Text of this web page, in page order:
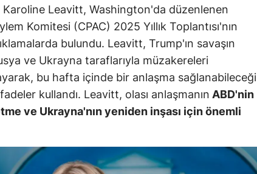
İzmir
Kars
Kastamonu
Kayseri
Kırklareli
Kocaeli
Karoline Leavitt, Washington'da düzenlenen
Komitesi (CPAC) 2025 Yıllık Toplantısı'nın
bulundu. Leavitt, Trump'ın savaşın
ve Ukrayna taraflarıyla müzakereleri
bu hafta içinde bir anlaşma sağlanabileceği
kullandı. Leavitt, olası anlaşmanın ABD'nin
ve Ukrayna'nın yeniden inşası için önemli